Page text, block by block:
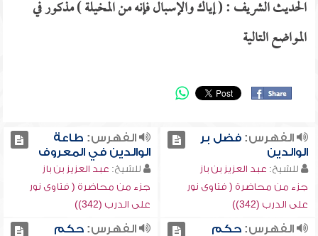
الحديث الشريف : ( إياك والإسبال فإنه من المخيلة ) مذكور في
المواضع التالية
الفهرس:فضل بر
الوالدين
للشيخ: عبد العزيز بن باز
جزء من محاضرة ( فتاوى نور
على الدرب (342))
الفهرس: طاعة
الوالدين في المعروف
للشيخ: عبد العزيز بن باز
جزء من محاضرة ( فتاوى نور
على الدرب (342))
الفهرس:حكم
الفهرس:حكم